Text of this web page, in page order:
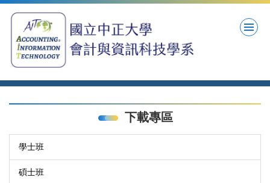
到
區
下載專區
學士班
碩士班